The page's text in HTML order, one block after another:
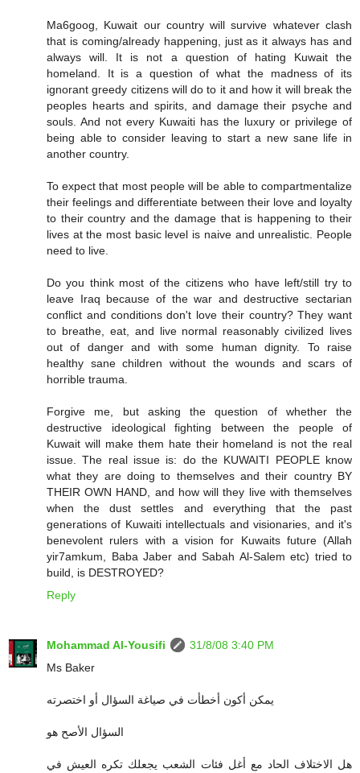
Ma6goog, Kuwait our country will survive whatever clash
that is coming/already happening, just as it always has and
always will. It is not a question of hating Kuwait the
homeland. It is a question of what the madness of its
ignorant greedy citizens will do to it and how it will break the
peoples hearts and spirits, and damage their psyche and
souls. And not every Kuwaiti has the luxury or privilege of
being able to consider leaving to start a new sane life in
another country.
To expect that most people will be able to compartmentalize
their feelings and differentiate between their love and loyalty
to their country and the damage that is happening to their
lives at the most basic level is naive and unrealistic. People
need to live.
Do you think most of the citizens who have left/still try to
leave Iraq because of the war and destructive sectarian
conflict and conditions don't love their country? They want
to breathe, eat, and live normal reasonably civilized lives
out of danger and with some human dignity. To raise
healthy sane children without the wounds and scars of
horrible trauma.
Forgive me, but asking the question of whether the
destructive ideological fighting between the people of
Kuwait will make them hate their homeland is not the real
issue. The real issue is: do the KUWAITI PEOPLE know
what they are doing to themselves and their country BY
THEIR OWN HAND, and how will they live with themselves
when the dust settles and everything that the past
generations of Kuwaiti intellectuals and visionaries, and it's
benevolent rulers with a vision for Kuwaits future (Allah
yir7amkum, Baba Jaber and Sabah Al-Salem etc) tried to
build, is DESTROYED?
Reply
Mohammad Al-Yousifi
31/8/08 3:40 PM
Ms Baker
يمكن أكون أخطأت في صياغة السؤال أو اختصرته
السؤال الأصح هو
هل الاختلاف الحاد مع أغل فئات الشعب يجعلك تكره العيش في